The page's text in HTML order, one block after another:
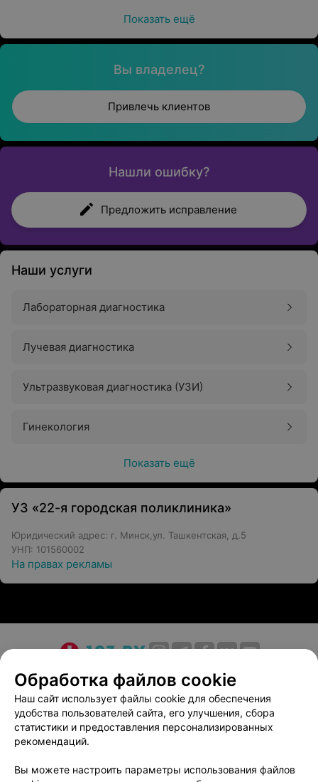
Показать ещё
Вы владелец?
Привлечь клиентов
Нашли ошибку?
Предложить исправление
Наши услуги
Лабораторная диагностика
Лучевая диагностика
Ультразвуковая диагностика (УЗИ)
Гинекология
Показать ещё
УЗ «22-я городская поликлиника»
Юридический адрес: г. Минск,ул. Ташкентская, д.5
УНП: 101560002
На правах рекламы
О проекте Новости проекта
Размещение рекламы
Медицинский маркетинг
Публичный договор
Пользовательское соглашение
Способы оплаты
Вакансии
Партнеры
Написать в поддержку
Обработка файлов cookie
Наш сайт использует файлы cookie для обеспечения
удобства пользователей сайта, его улучшения, сбора
статистики и предоставления персонализированных
рекомендаций.
Вы можете настроить параметры использования файлов